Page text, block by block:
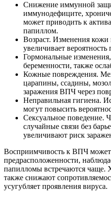
Снижение иммунной
иммунодефиците,
может приводить к
папиллом.
Возраст. Изменения кожи
увеличивает
Гормональные
беременности, также
Кожные повреждения.
царапины, ссадины,
заражения ВПЧ через
Неправильная гигиена.
могут повысить
Сексуальное поведение.
случайные связи без
увеличивают риск
Восприимчивость к ВПЧ может
предрасположенности,
папилломы встречаются чаще.
также снижают
усугубляет проявления вируса.